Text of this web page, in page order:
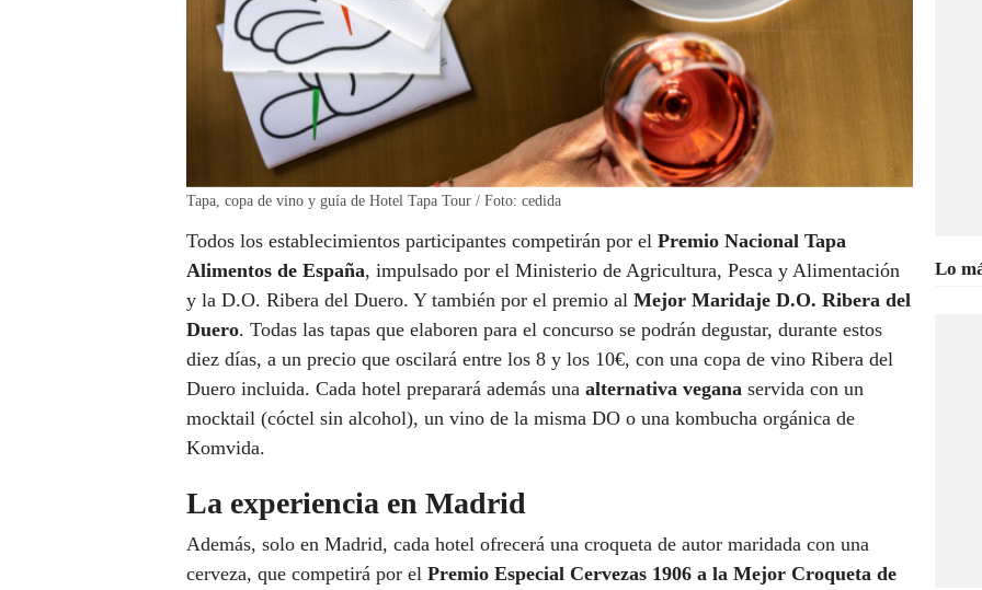
Tapa, copa de vino y guía de Hotel Tapa Tour / Foto: cedida
Todos los establecimientos participantes competirán por el Premio Nacional Tapa
Alimentos de España, impulsado por el Ministerio de Agricultura, Pesca y Alimentación
y la D.O. Ribera del Duero. Y también por el premio al Mejor Maridaje D.O. Ribera del
Duero. Todas las tapas que elaboren para el concurso se podrán degustar, durante estos
diez días, a un precio que oscilará entre los 8 y los 10€, con una copa de vino Ribera del
Duero incluida. Cada hotel preparará además una alternativa vegana servida con un
mocktail (cóctel sin alcohol), un vino de la misma DO o una kombucha orgánica de
Komvida.
La experiencia en Madrid
Además, solo en Madrid, cada hotel ofrecerá una croqueta de autor maridada con una
cerveza, que competirá por el Premio Especial Cervezas 1906 a la Mejor Croqueta de
Lo